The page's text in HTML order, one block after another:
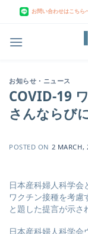
お問い合わせはこちら
お知らせ・ニュース
COVID-19
さんならび
POSTED ON 2 MARCH,
日本産科婦人科学
ワクチン接種を考慮
と題した提言が示さ
日本産科婦人科学会